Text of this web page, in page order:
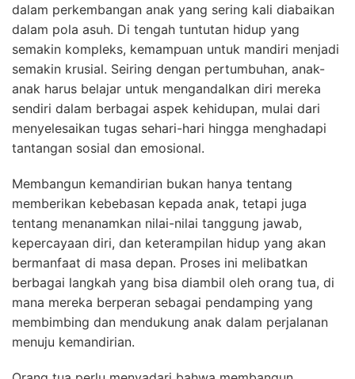
dalam perkembangan anak yang sering kali diabaikan
dalam pola asuh. Di tengah tuntutan hidup yang
semakin kompleks, kemampuan untuk mandiri menjadi
semakin krusial. Seiring dengan pertumbuhan, anak-
anak harus belajar untuk mengandalkan diri mereka
sendiri dalam berbagai aspek kehidupan, mulai dari
menyelesaikan tugas sehari-hari hingga menghadapi
tantangan sosial dan emosional.
Membangun kemandirian bukan hanya tentang
memberikan kebebasan kepada anak, tetapi juga
tentang menanamkan nilai-nilai tanggung jawab,
kepercayaan diri, dan keterampilan hidup yang akan
bermanfaat di masa depan. Proses ini melibatkan
berbagai langkah yang bisa diambil oleh orang tua, di
mana mereka berperan sebagai pendamping yang
membimbing dan mendukung anak dalam perjalanan
menuju kemandirian.